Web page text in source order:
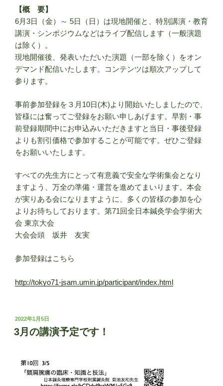
【概 要】
6月3日（金）～ 5日（日）は現地開催と、特別講演・教育
講演・シンポジウムなどはライブ配信します（一般演題
は除く）。
現地開催後、発表いただいた演題（一部を除く）をオン
デマンド配信いたします。コンテンツは順次アップして
参ります。
事前参加登録を３月10日(木)より開始いたしましたので、
皆様には奮ってご登録をお願い申しあげます。早割・事
前登録期間中にお申込みいただきますと当日・事後登録
よりも割引価格で参加することが可能です。ぜひご登録
をお願いいたします。
すべての先生方にとって有意義で安全な学術集会となり
ますよう、万全の準備・運営を進めてまいります。本会
が実りある会になりますように、多くの皆様の参加を心
よりお待ちしております。第71回全日本鍼灸学会学術大
会 東京大会
大会会頭 坂井 友実
参加登録はこちら
http://tokyo71-jsam.umin.jp/participant/index.html
投
稿
日:
2022年1月5日
3月の講演予定です！